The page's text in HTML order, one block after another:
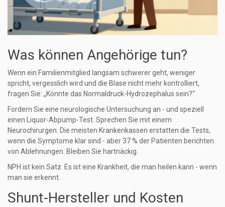
Was können Angehörige tun?
Wenn ein Familienmitglied langsam schwerer geht, weniger
spricht, vergesslich wird und die Blase nicht mehr kontrolliert,
fragen Sie: „Könnte das Normaldruck-Hydrozephalus sein?“
Fordern Sie eine neurologische Untersuchung an - und speziell
einen Liquor-Abpump-Test. Sprechen Sie mit einem
Neurochirurgen. Die meisten Krankenkassen erstatten die Tests,
wenn die Symptome klar sind - aber 37 % der Patienten berichten
von Ablehnungen. Bleiben Sie hartnäckig.
NPH ist kein Satz. Es ist eine Krankheit, die man heilen kann - wenn
man sie erkennt.
Shunt-Hersteller und Kosten